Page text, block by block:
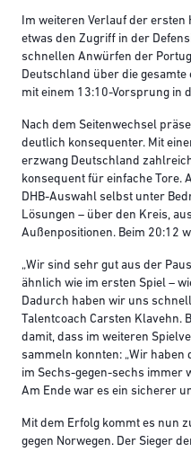
Im weiteren Verlauf der
etwas den Zugriff in der
schnellen Anwürfen der
Deutschland über die
mit einem 13:10-Vorsprung in
Nach dem Seitenwechsel
deutlich konsequenter. Mit
erzwang Deutschland
konsequent für einfache Tore.
DHB-Auswahl selbst unter
Lösungen – über den Kreis,
Außenpositionen. Beim 20:12
„Wir sind sehr gut aus der
ähnlich wie im ersten Spiel –
Dadurch haben wir uns
Talentcoach Carsten Klavehn.
damit, dass im weiteren
sammeln konnten: „Wir haben
im Sechs-gegen-sechs immer
Am Ende war es ein sicherer
Mit dem Erfolg kommt es nun
gegen Norwegen. Der Sieger